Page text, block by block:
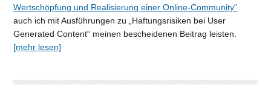
Wertschöpfung und Realisierung einer Online-Community“
auch ich mit Ausführungen zu „Haftungsrisiken bei User
Generated Content“ meinen bescheidenen Beitrag leisten.
[mehr lesen]